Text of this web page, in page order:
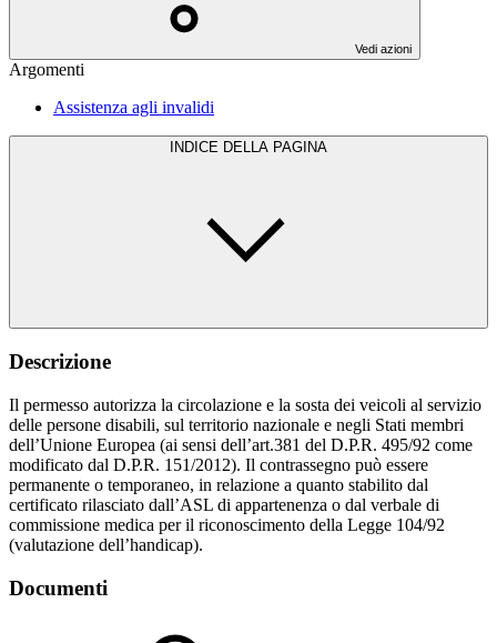
Vedi azioni
Argomenti
Assistenza agli invalidi
INDICE DELLA PAGINA
Descrizione
Il permesso autorizza la circolazione e la sosta dei veicoli al servizio
delle persone disabili, sul territorio nazionale e negli Stati membri
dell’Unione Europea (ai sensi dell’art.381 del D.P.R. 495/92 come
modificato dal D.P.R. 151/2012). Il contrassegno può essere
permanente o temporaneo, in relazione a quanto stabilito dal
certificato rilasciato dall’ASL di appartenenza o dal verbale di
commissione medica per il riconoscimento della Legge 104/92
(valutazione dell’handicap).
Documenti